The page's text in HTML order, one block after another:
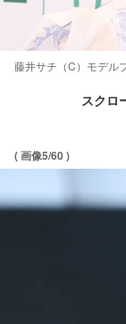
藤井サチ（C）モデル
スクロ
( 画像5/60 )